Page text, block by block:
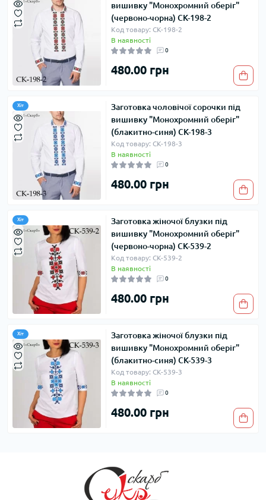
вишивку "Монохромний оберіг"
(червоно-чорна) СК-198-2
Код товару: СК-198-2
В наявності
0
480.00 грн
Хіт
Заготовка чоловічої сорочки під
вишивку "Монохромний оберіг"
(блакитно-синя) СК-198-3
Код товару: СК-198-3
В наявності
0
480.00 грн
Хіт
Заготовка жіночої блузки під
вишивку "Монохромний оберіг"
(червоно-чорна) СК-539-2
Код товару: СК-539-2
В наявності
0
480.00 грн
Хіт
Заготовка жіночої блузки під
вишивку "Монохромний оберіг"
(блакитно-синя) СК-539-3
Код товару: СК-539-3
В наявності
0
480.00 грн